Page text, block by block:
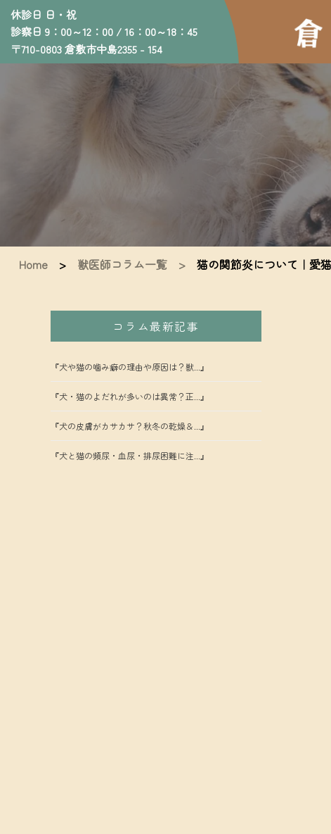
休診日 日・祝
診察日 9：00～12：00 / 16：00～18：45
〒710-0803 倉敷市中島2355 - 154
Home> 獣医師コラム一覧 >猫の関節炎について｜愛
コラム最新記事
『犬や猫の噛み癖の理由や原因は？獣...』
『犬・猫のよだれが多いのは異常？正...』
『犬の皮膚がカサカサ？秋冬の乾燥＆...』
『犬と猫の頻尿・血尿・排尿困難に注...』